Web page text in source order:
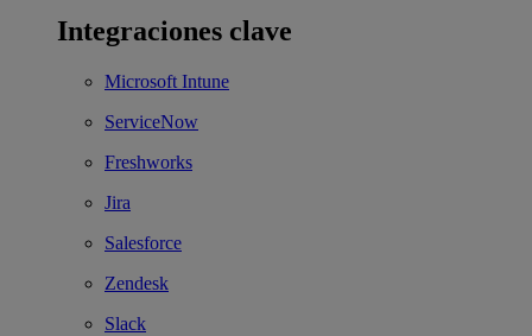
Integraciones clave
Microsoft Intune
ServiceNow
Freshworks
Jira
Salesforce
Zendesk
Slack